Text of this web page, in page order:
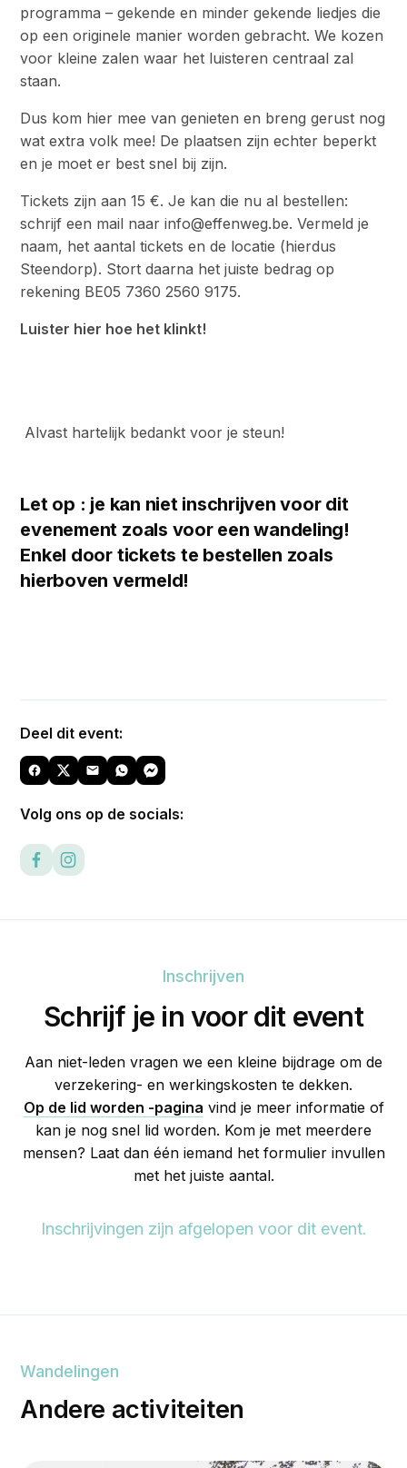
programma – gekende en minder gekende liedjes die
op een originele manier worden gebracht. We kozen
voor kleine zalen waar het luisteren centraal zal
staan.
Dus kom hier mee van genieten en breng gerust nog
wat extra volk mee! De plaatsen zijn echter beperkt
en je moet er best snel bij zijn.
Tickets zijn aan 15 €. Je kan die nu al bestellen:
schrijf een mail naar info@effenweg.be. Vermeld je
naam, het aantal tickets en de locatie (hierdus
Steendorp). Stort daarna het juiste bedrag op
rekening BE05 7360 2560 9175.
Luister hier hoe het klinkt!
Alvast hartelijk bedankt voor je steun!
Let op : je kan niet inschrijven voor dit
evenement zoals voor een wandeling!
Enkel door tickets te bestellen zoals
hierboven vermeld!
Deel dit event:
Volg ons op de socials:
Inschrijven
Schrijf je in voor dit event
Aan niet-leden vragen we een kleine bijdrage om de
verzekering- en werkingskosten te dekken.
Op de lid worden -pagina vind je meer informatie of
kan je nog snel lid worden. Kom je met meerdere
mensen? Laat dan één iemand het formulier invullen
met het juiste aantal.
Inschrijvingen zijn afgelopen voor dit event.
Wandelingen
Andere activiteiten